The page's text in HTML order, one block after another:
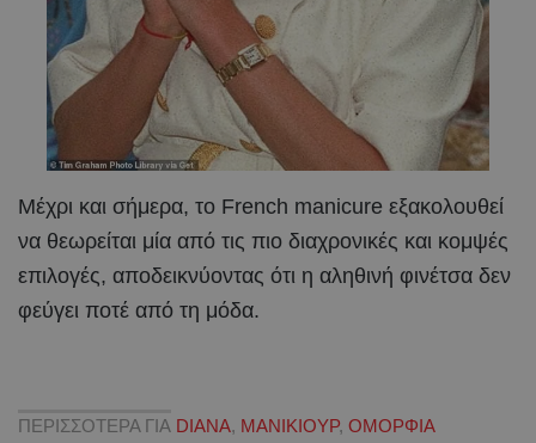
Μέχρι και σήμερα, το French manicure εξακολουθεί
να θεωρείται μία από τις πιο διαχρονικές και κομψές
επιλογές, αποδεικνύοντας ότι η αληθινή φινέτσα δεν
φεύγει ποτέ από τη μόδα.
ΠΕΡΙΣΣΟΤΕΡΑ ΓΙΑ DIANA, ΜΑΝΙΚΙΟΥΡ, ΟΜΟΡΦΙΑ